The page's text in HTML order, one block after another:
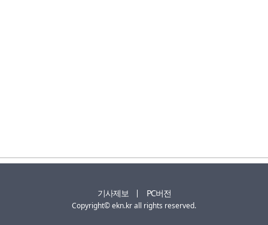
기사제보 PC버전
Copyright© ekn.kr all rights reserved.